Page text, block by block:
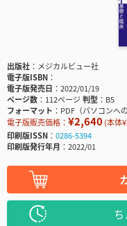
出版社
メジカルビュー社
電子版ISBN
電子版発売日
2022/01/19
ページ数
112ページ判型
B5
フォーマット
PDF（パソコンへ
電子版販売価格： ¥2,640(本体
印刷版ISSN
0286-5394
印刷版発行年月
2022/01